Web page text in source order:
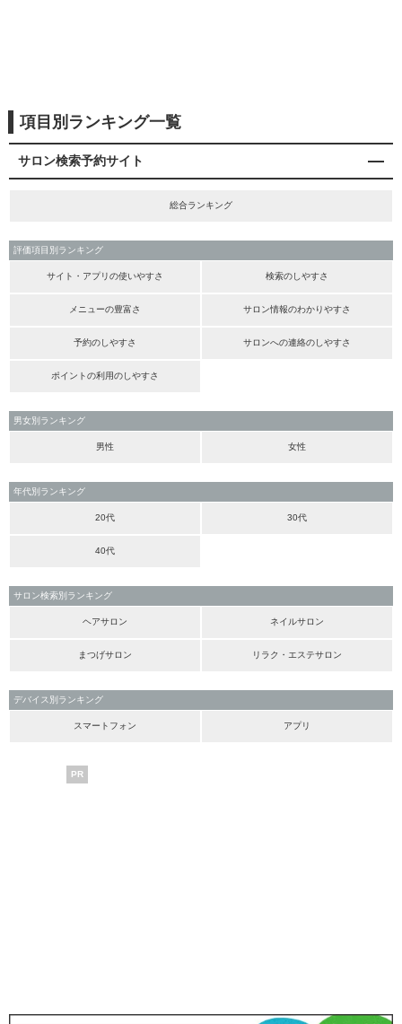
項目別ランキング一覧
サロン検索予約サイト
総合ランキング
評価項目別ランキング
サイト・アプリの使いやすさ 検索のしやすさ
メニューの豊富さ サロン情報のわかりやすさ
予約のしやすさ サロンへの連絡のしやすさ
ポイントの利用のしやすさ
男女別ランキング
男性 女性
年代別ランキング
20代 30代
40代
サロン検索別ランキング
ヘアサロン ネイルサロン
まつげサロン リラク・エステサロン
デバイス別ランキング
スマートフォン アプリ
PR